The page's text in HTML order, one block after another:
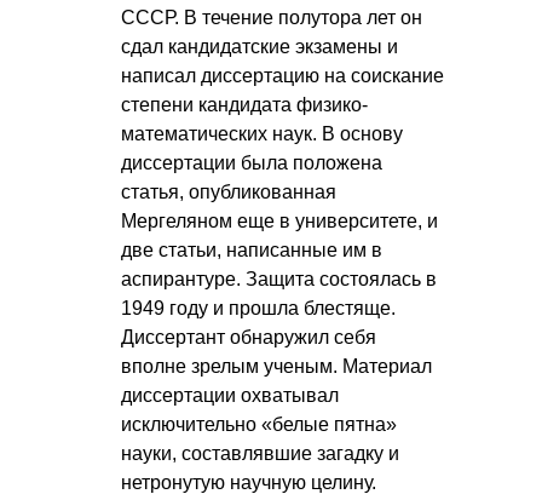
СССР. В течение полутора лет он
сдал кандидатские экзамены и
написал диссертацию на соискание
степени кандидата физико-
математических наук. В основу
диссертации была положена
статья, опубликованная
Мергеляном еще в университете, и
две статьи, написанные им в
аспирантуре. Защита состоялась в
1949 году и прошла блестяще.
Диссертант обнаружил себя
вполне зрелым ученым. Материал
диссертации охватывал
исключительно «белые пятна»
науки, составлявшие загадку и
нетронутую научную целину.